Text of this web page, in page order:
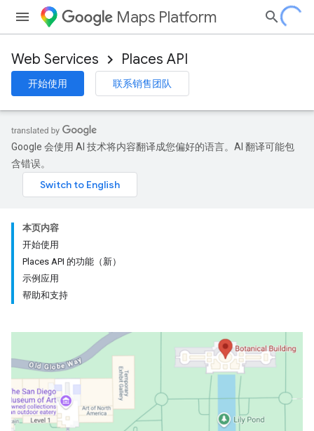
Maps Platform
Web Services Places API
开始使用 联系销售团队
Google 会使用 AI 技术将内容翻译成您偏好的语言。AI 翻译可能包
含错误。
本页内容
开始使用
Places API 的功能（新）
示例应用
帮助和支持